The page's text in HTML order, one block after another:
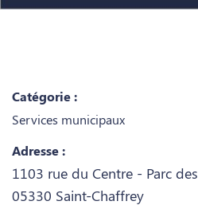
Catégorie :
Services municipaux
Adresse :
1103 rue du Centre - Parc
05330 Saint-Chaffrey